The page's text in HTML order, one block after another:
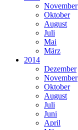
November
Oktober
August
Juli
Mai
März
2014
Dezember
November
Oktober
August
Juli
Juni
April